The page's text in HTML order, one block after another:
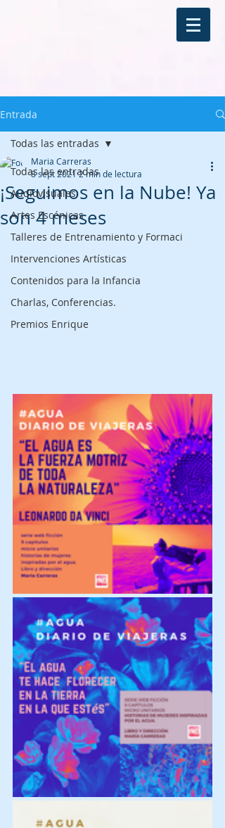
Entrada
Todas las entradas
Audiovisuales
Artes Escénicas
Talleres de Entrenamiento y Formaci
Intervenciones Artísticas
Contenidos para la Infancia
Charlas, Conferencias.
Premios Enrique
Todas las entradas
¡Seguimos en la Nube! Ya
son 4 meses
Maria Carreras
8 sept 20212 min de lectura